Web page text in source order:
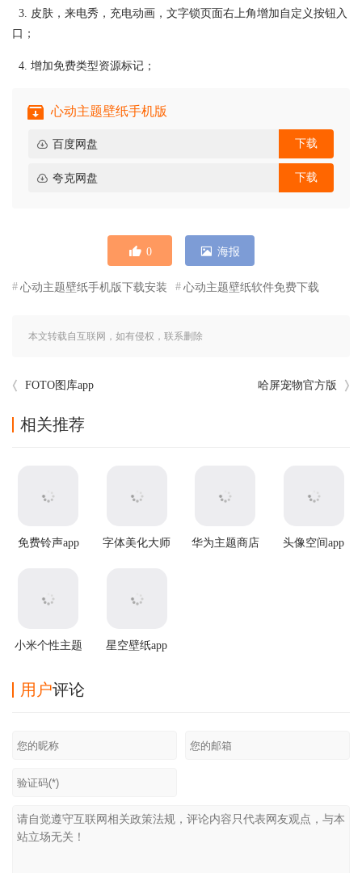
3. 皮肤，来电秀，充电动画，文字锁页面右上角增加自定义按钮入
口；
4. 增加免费类型资源标记；
心动主题壁纸手机版
百度网盘 下载
夸克网盘 下载
0 海报
心动主题壁纸手机版下载安装 心动主题壁纸软件免费下载
本文转载自互联网，如有侵权，联系删除
FOTO图库app 哈屏宠物官方版
相关推荐
免费铃声app
字体美化大师
华为主题商店
头像空间app
小米个性主题
星空壁纸app
用户评论